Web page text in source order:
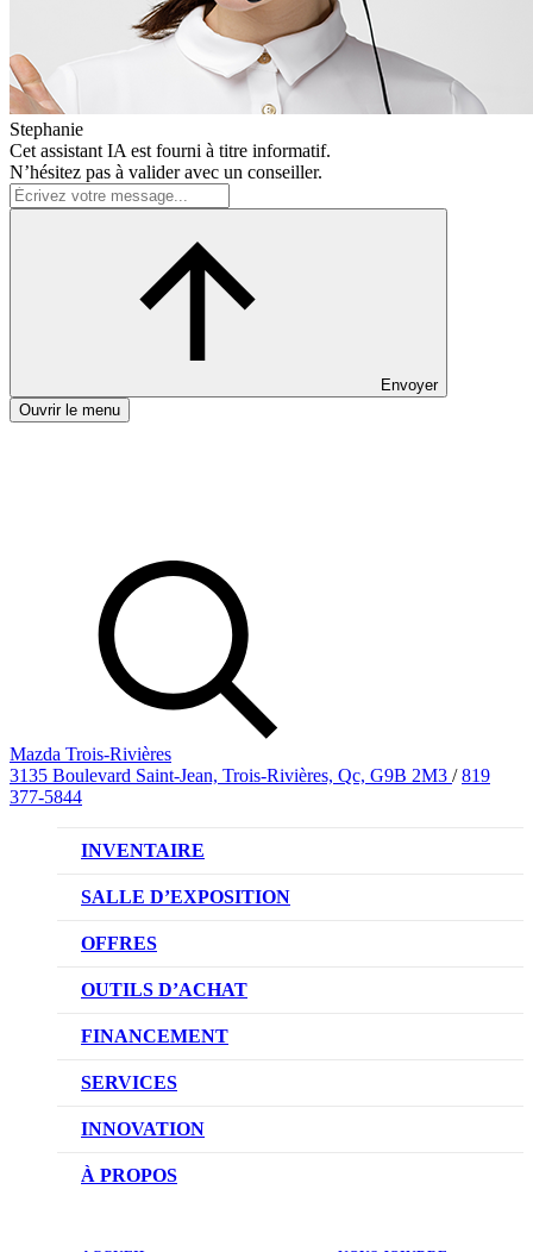
Stephanie
Cet assistant IA est fourni à titre informatif.
N’hésitez pas à valider avec un conseiller.
Envoyer
Ouvrir le menu
Mazda Trois-Rivières
3135 Boulevard Saint-Jean, Trois-Rivières, Qc, G9B 2M3 / 819
377-5844
INVENTAIRE
VÉHICULES NEUFS
VÉHICULES D’OCCASION
SALLE D’EXPOSITION
OFFRES
OFFRES DU CONCESSIONNAIRE
OUTILS D’ACHAT
CONFIGUREZ VOTRE VÉHICULE
RÉSERVEZ UN ESSAI ROUTIER
DEMANDEZ UN PRIX
FINANCEMENT
NOTRE DIFFÉRENCE
DEMANDE DE CRÉDIT AUTO
SERVICES
NOTRE PROMESSE
PRENDRE UN RENDEZ-VOUS
INNOVATION
TECHNOLOGIE SKYACTIV
À PROPOS